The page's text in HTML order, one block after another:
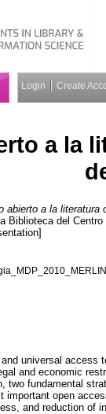
Login Create
a la
abierto a la literatura
Biblioteca del
universal
and economic
two fundamental
important open
and reduction of